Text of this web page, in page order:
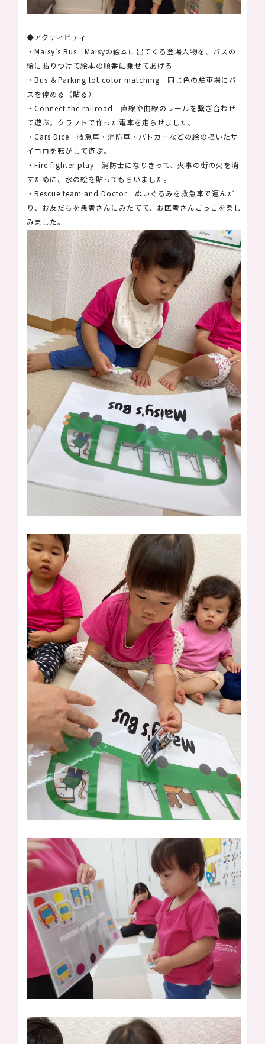
◆アクティビティ
・Maisy’s Bus Maisyの絵本に出てくる登場人物を、バスの
絵に貼りつけて絵本の順番に乗せてあげる
・Bus ＆Parking lot color matching 同じ色の駐車場にバ
スを停める（貼る）
・Connect the railroad 直線や曲線のレールを繋ぎ合わせ
て遊ぶ。クラフトで作った電車を走らせました。
・Cars Dice 救急車・消防車・パトカーなどの絵の描いたサ
イコロを転がして遊ぶ。
・Fire fighter play 消防士になりきって、火事の街の火を消
すために、水の絵を貼ってもらいました。
・Rescue team and Doctor ぬいぐるみを救急車で運んだ
り、お友だちを患者さんにみたてて、お医者さんごっこを楽し
みました。